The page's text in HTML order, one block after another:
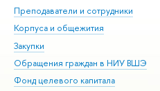
Преподаватели и сотрудники
Корпуса и общежития
Закупки
Обращения граждан в НИУ ВШЭ
Фонд целевого капитала